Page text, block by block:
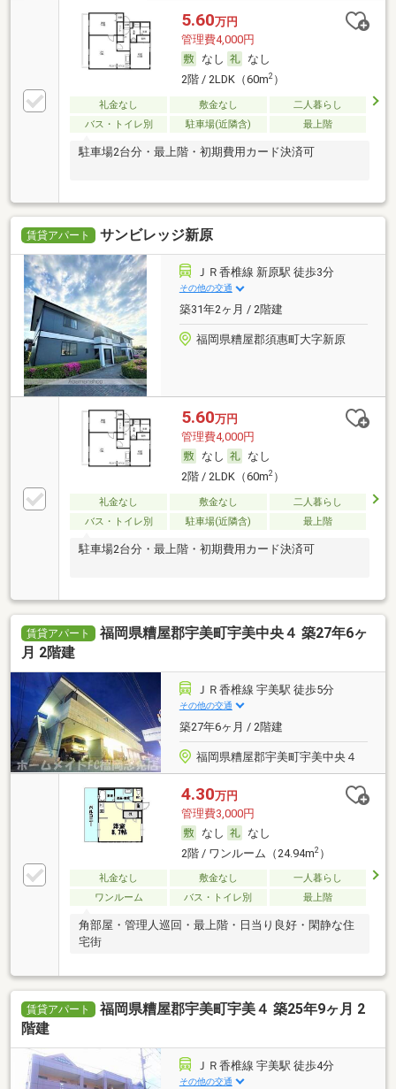
5.60万円
管理費4,000円
なし
なし
2階 / 2LDK（60m2）
礼金なし 敷金なし
二人暮らし
バス・トイレ別
駐車場(近隣含) 最上階
駐車場2台分・最上階・初期費用カード決済可
賃貸アパート サンビレッジ新原
ＪＲ香椎線 新原駅 徒歩3分
その他の交通
築31年2ヶ月 / 2階建
福岡県糟屋郡須惠町大字新原
5.60万円
管理費4,000円
なし
なし
2階 / 2LDK（60m2）
礼金なし 敷金なし
二人暮らし
バス・トイレ別
駐車場(近隣含) 最上階
駐車場2台分・最上階・初期費用カード決済可
賃貸アパート
福岡県糟屋郡宇美町宇美中央４ 築27年6ヶ
月 2階建
ＪＲ香椎線 宇美駅 徒歩5分
その他の交通
築27年6ヶ月 / 2階建
福岡県糟屋郡宇美町宇美中央４
4.30万円
管理費3,000円
なし
なし
2階 / ワンルーム（24.94m2）
礼金なし 敷金なし
一人暮らし
ワンルーム
バス・トイレ別 最上階
角部屋・管理人巡回・最上階・日当り良好・閑静な住
宅街
賃貸アパート
福岡県糟屋郡宇美町宇美４ 築25年9ヶ月 2
階建
ＪＲ香椎線 宇美駅 徒歩4分
その他の交通